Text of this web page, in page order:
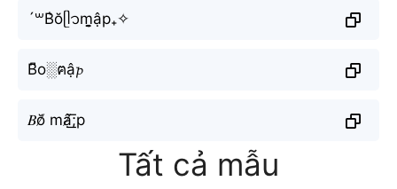
´꒳B͛ŏᥫ᭡m̬̤̯ập₊✧
B͆o░ฅậ𝓹
𝐵ŏ̸ mậ̸͟͞;p
Tất cả mẫu